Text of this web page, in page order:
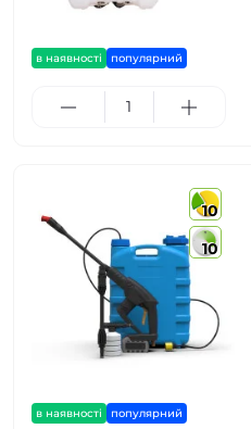
в наявності популярний
10
10
в наявності популярний